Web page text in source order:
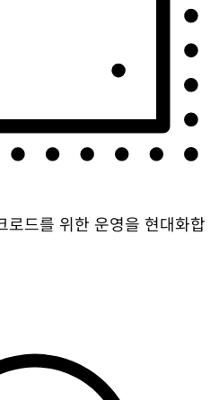
로드를 위한 운영을 현대화합